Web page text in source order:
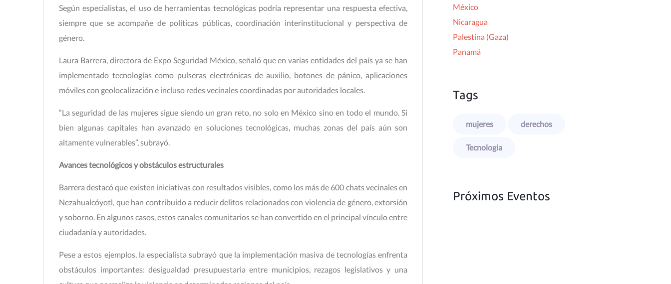
Según especialistas, el uso de herramientas tecnológicas podría representar una respuesta efectiva,
siempre que se acompañe de políticas públicas, coordinación interinstitucional y perspectiva de
género.
Laura Barrera, directora de Expo Seguridad México, señaló que en varias entidades del país ya se han
implementado tecnologías como pulseras electrónicas de auxilio, botones de pánico, aplicaciones
móviles con geolocalización e incluso redes vecinales coordinadas por autoridades locales.
“La seguridad de las mujeres sigue siendo un gran reto, no solo en México sino en todo el mundo. Si
bien algunas capitales han avanzado en soluciones tecnológicas, muchas zonas del país aún son
altamente vulnerables”, subrayó.
Avances tecnológicos y obstáculos estructurales
Barrera destacó que existen iniciativas con resultados visibles, como los más de 600 chats vecinales en
Nezahualcóyotl, que han contribuido a reducir delitos relacionados con violencia de género, extorsión
y soborno. En algunos casos, estos canales comunitarios se han convertido en el principal vínculo entre
ciudadanía y autoridades.
Pese a estos ejemplos, la especialista subrayó que la implementación masiva de tecnologías enfrenta
obstáculos importantes: desigualdad presupuestaria entre municipios, rezagos legislativos y una
México
Nicaragua
Palestina (Gaza)
Panamá
Tags
mujeres derechos
Tecnologia
Próximos Eventos